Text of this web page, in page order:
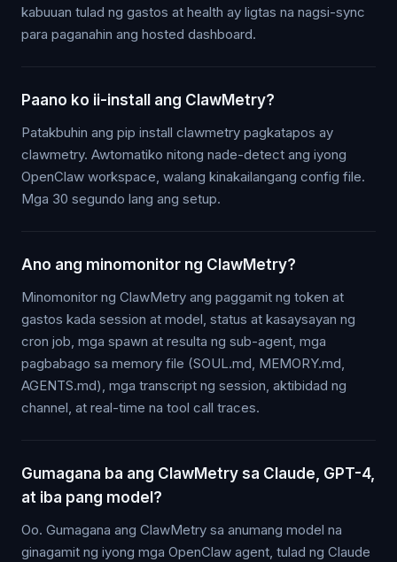
kabuuan tulad ng gastos at health ay ligtas na nagsi-sync
para paganahin ang hosted dashboard.
Paano ko ii-install ang ClawMetry?
Patakbuhin ang pip install clawmetry pagkatapos ay
clawmetry. Awtomatiko nitong nade-detect ang iyong
OpenClaw workspace, walang kinakailangang config file.
Mga 30 segundo lang ang setup.
Ano ang minomonitor ng ClawMetry?
Minomonitor ng ClawMetry ang paggamit ng token at
gastos kada session at model, status at kasaysayan ng
cron job, mga spawn at resulta ng sub-agent, mga
pagbabago sa memory file (SOUL.md, MEMORY.md,
AGENTS.md), mga transcript ng session, aktibidad ng
channel, at real-time na tool call traces.
Gumagana ba ang ClawMetry sa Claude, GPT-4,
at iba pang model?
Oo. Gumagana ang ClawMetry sa anumang model na
ginagamit ng iyong mga OpenClaw agent, tulad ng Claude